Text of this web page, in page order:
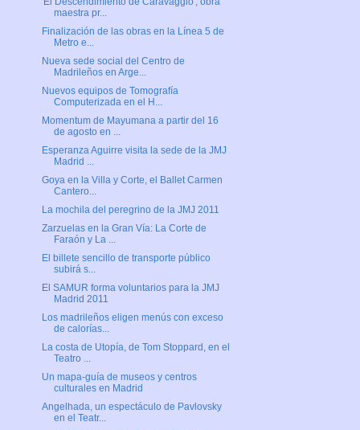
maestra pr...
Finalización de las obras en la Línea 5 de
Metro e...
Nueva sede social del Centro de
Madrileños en Arge...
Nuevos equipos de Tomografía
Computerizada en el H...
Momentum de Mayumana a partir del 16
de agosto en ...
Esperanza Aguirre visita la sede de la JMJ
Madrid ...
Goya en la Villa y Corte, el Ballet Carmen
Cantero...
La mochila del peregrino de la JMJ 2011
Zarzuelas en la Gran Vía: La Corte de
Faraón y La ...
El billete sencillo de transporte público
subirá s...
El SAMUR forma voluntarios para la JMJ
Madrid 2011
Los madrileños eligen menús con exceso
de calorías...
La costa de Utopía, de Tom Stoppard, en el
Teatro ...
Un mapa-guía de museos y centros
culturales en Madrid
Angelhada, un espectáculo de Pavlovsky
en el Teatr...